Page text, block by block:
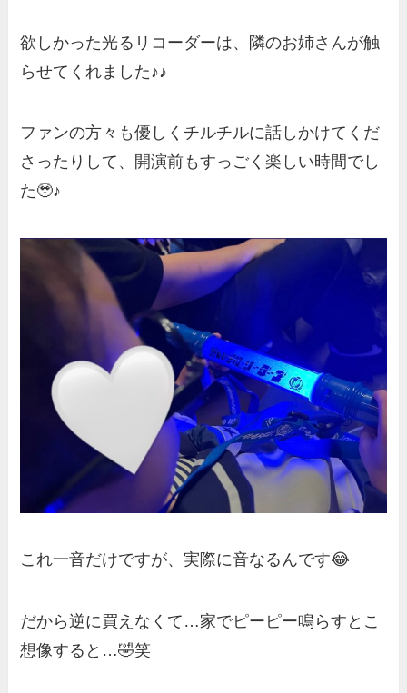
欲しかった光るリコーダーは、隣のお姉さんが触
らせてくれました♪♪
ファンの方々も優しくチルチルに話しかけてくだ
さったりして、開演前もすっごく楽しい時間でし
た🥹♪
これ一音だけですが、実際に音なるんです😂
だから逆に買えなくて…家でピーピー鳴らすとこ
想像すると…🤣笑